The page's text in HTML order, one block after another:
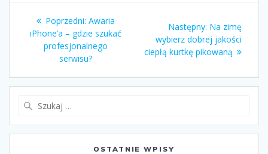
Nawigacja
wpisu
Poprzedni: Poprzedni
wpis:
Awaria
iPhone’a – gdzie szukać
profesjonalnego
serwisu?
Następny: Następny
wpis:
Na zimę
wybierz dobrej jakości
ciepłą kurtkę pikowaną
OSTATNIE WPISY